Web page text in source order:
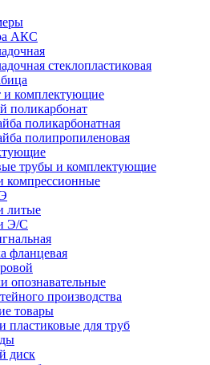
АКС
стеклопластиковая
и комплектующие
поликарбонат
поликарбонатная
полипропиленовая
трубы и комплектующие
компрессионные
литые
Э/С
фланцевая
опознавательные
производства
товары
пластиковые для труб
диск